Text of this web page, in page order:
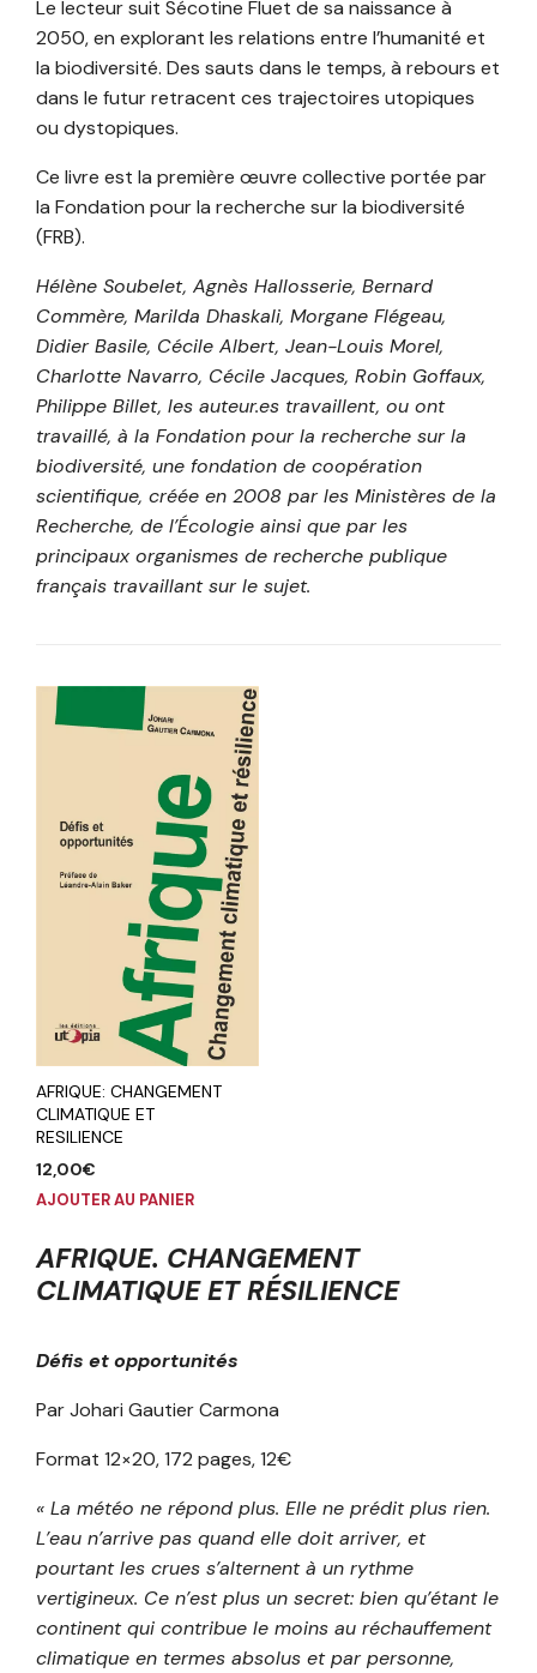
Le lecteur suit Sécotine Fluet de sa naissance à
2050, en explorant les relations entre l’humanité et
la biodiversité. Des sauts dans le temps, à rebours et
dans le futur retracent ces trajectoires utopiques
ou dystopiques.
Ce livre est la première œuvre collective portée par
la Fondation pour la recherche sur la biodiversité
(FRB).
Hélène Soubelet, Agnès Hallosserie, Bernard
Commère, Marilda Dhaskali, Morgane Flégeau,
Didier Basile, Cécile Albert, Jean-Louis Morel,
Charlotte Navarro, Cécile Jacques, Robin Goffaux,
Philippe Billet, les auteur.es travaillent, ou ont
travaillé, à la Fondation pour la recherche sur la
biodiversité, une fondation de coopération
scientifique, créée en 2008 par les Ministères de la
Recherche, de l’Écologie ainsi que par les
principaux organismes de recherche publique
français travaillant sur le sujet.
AFRIQUE: CHANGEMENT
CLIMATIQUE ET
RESILIENCE
12,00€
AJOUTER AU PANIER
AFRIQUE. CHANGEMENT
CLIMATIQUE ET RÉSILIENCE
Défis et opportunités
Par Johari Gautier Carmona
Format 12×20, 172 pages, 12€
« La météo ne répond plus. Elle ne prédit plus rien.
L’eau n’arrive pas quand elle doit arriver, et
pourtant les crues s’alternent à un rythme
vertigineux. Ce n’est plus un secret: bien qu’étant le
continent qui contribue le moins au réchauffement
climatique en termes absolus et par personne,